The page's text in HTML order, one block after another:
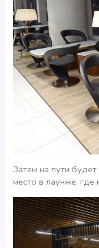
Затем на пути
место в лаунже, где